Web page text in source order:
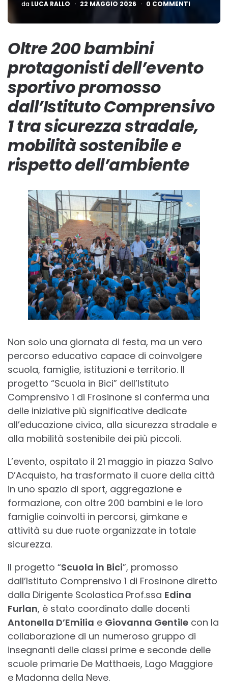
PUBBLICATO
da LUCA RALLO 22 MAGGIO 2026 0 COMMENTI
Oltre 200 bambini
protagonisti dell’evento
sportivo promosso
dall’Istituto Comprensivo
1 tra sicurezza stradale,
mobilità sostenibile e
rispetto dell’ambiente
Non solo una giornata di festa, ma un vero
percorso educativo capace di coinvolgere
scuola, famiglie, istituzioni e territorio. Il
progetto “Scuola in Bici” dell’Istituto
Comprensivo 1 di Frosinone si conferma una
delle iniziative più significative dedicate
all’educazione civica, alla sicurezza stradale e
alla mobilità sostenibile dei più piccoli.
L’evento, ospitato il 21 maggio in piazza Salvo
D’Acquisto, ha trasformato il cuore della città
in uno spazio di sport, aggregazione e
formazione, con oltre 200 bambini e le loro
famiglie coinvolti in percorsi, gimkane e
attività su due ruote organizzate in totale
sicurezza.
Il progetto “Scuola in Bici”, promosso
dall’Istituto Comprensivo 1 di Frosinone diretto
dalla Dirigente Scolastica Prof.ssa Edina
Furlan, è stato coordinato dalle docenti
Antonella D’Emilia e Giovanna Gentile con la
collaborazione di un numeroso gruppo di
insegnanti delle classi prime e seconde delle
scuole primarie De Matthaeis, Lago Maggiore
e Madonna della Neve.